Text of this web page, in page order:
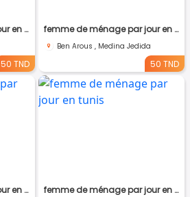
femme de ménage par jour en tunis
50 TND
femme de ménage par jour en tunis
Ben Arous , Medina Jedida
50 TND
femme de ménage par jour en tunis femme de ménage par jour en tunis